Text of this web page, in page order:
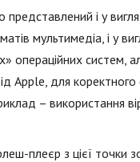
і у
мультимедіа, і у
операційних
Apple, для
– використання
плеєр з цієї точки